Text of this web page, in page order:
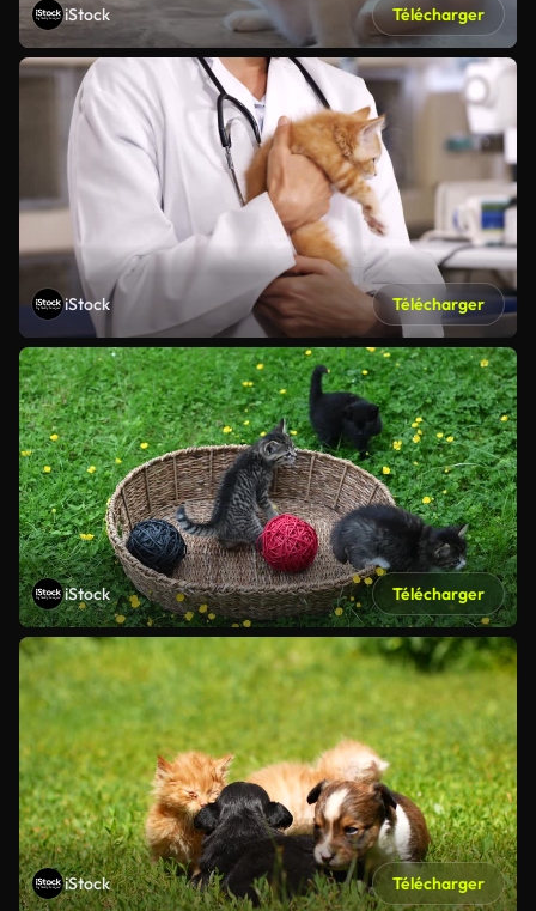
iStock Télécharger
iStock Télécharger
iStock Télécharger
iStock Télécharger